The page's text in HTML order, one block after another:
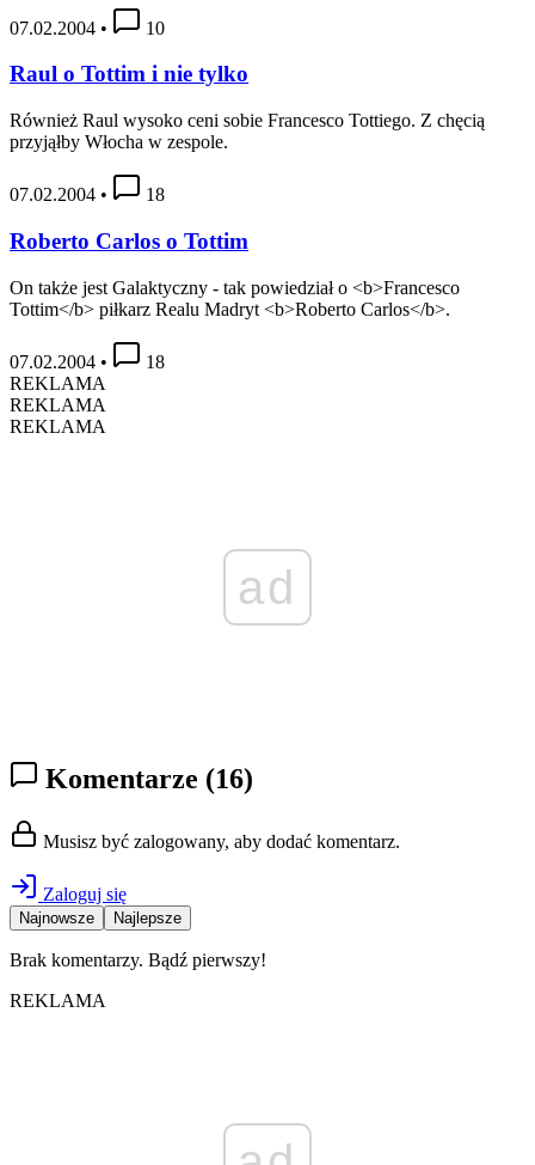
07.02.2004 • 10
Raul o Tottim i nie tylko
Również Raul wysoko ceni sobie Francesco Tottiego. Z chęcią
przyjąłby Włocha w zespole.
07.02.2004 • 18
Roberto Carlos o Tottim
On także jest Galaktyczny - tak powiedział o <b>Francesco
Tottim</b> piłkarz Realu Madryt <b>Roberto Carlos</b>.
07.02.2004 •
18
REKLAMA
REKLAMA
REKLAMA
ad
Komentarze (16)
Musisz być zalogowany, aby dodać komentarz.
Zaloguj się
Najnowsze Najlepsze
Brak komentarzy. Bądź pierwszy!
REKLAMA